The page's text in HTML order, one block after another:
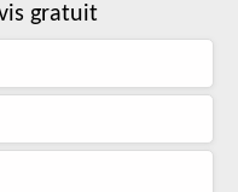
gratuit